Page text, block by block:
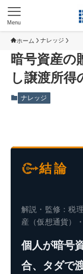
Menu
ホーム ナレッジ
暗号資産の
し譲渡所得
ナレッジ
結論
解説・監修：税
産（仮想通貨）
個人が暗号
合、タダで